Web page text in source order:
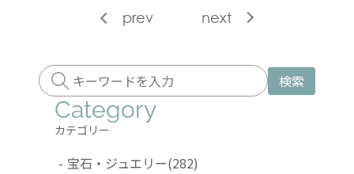
prev next
検索
Category
カテゴリー
- 宝石・ジュエリー(282)